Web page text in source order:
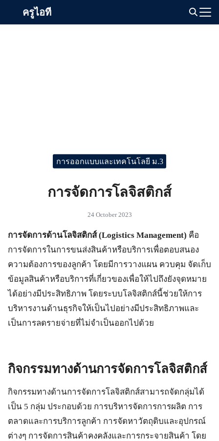
ครูไอที
การออกแบบและเทคโนโลยี ม.3
การจัดการโลจิสติกส์
24 October 2023
การจัดการด้านโลจิสติกส์ (Logistics Management) คือ
การจัดการในการขนส่งสินค้าหรือบริการเพื่อตอบสนอง
ความต้องการของลูกค้า โดยมีการวางแผน ควบคุม จัดเก็บ
ข้อมูลสินค้าหรือบริการที่เกี่ยวของเพื่อให้ไปถึงยังจุดหมาย
ได้อย่างมีประสิทธิภาพ โดยระบบโลจิสติกส์นี้ช่วยให้การ
บริหารงานด้านธุรกิจให้เป็นไปอย่างมีประสิทธิภาพและ
เป็นการลดรายจ่ายที่ไม่จำเป็นออกไปด้วย
กิจกรรมทางด้านการจัดการโลจิสติกส์
กิจกรรมทางด้านการจัดการโลจิสติกส์สามารถจัดกลุ่มได้
เป็น 5 กลุ่ม ประกอบด้วย การบริหารจัดการการผลิต การ
ตลาดและการบริการลูกค้า การจัดหาวัตถุดิบและอุปกรณ์
ต่างๆ การจัดการสินค้าคงคลังและการกระจายสินค้า โดย